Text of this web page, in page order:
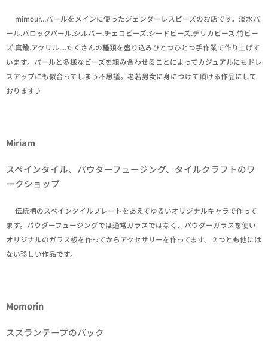
✒mimour...パールをメインに使ったジェンダーレスビーズのお店です。淡水パ
ール.バロックパール.シルバー.チェコビーズ.シードビーズ.デリカビーズ.竹ビー
ズ.真鍮.アクリル....たくさんの種類を盛り込みひとつひとつ手作業で作り上げて
います。パールと多様なビーズを組み合わせることによってカジュアルにもドレ
スアップにも似合ってしまう不思議。老若男女に身につけて頂ける作品にして
おります♪
Miriam
スペインタイル、パウダーフュージング、タイルクラフトのワ
ークショップ
✒伝統柄のスペインタイルプレートをあえてゆるいオリジナルキャラで作って
ます。パウダーフュージングでは通常ガラスではなく、パウダーガラスを使い
オリジナルのガラス板を作ってからアクセサリーを作ってます。２つとも他には
ない珍しい作品です。
Momorin
スズランテープのバック